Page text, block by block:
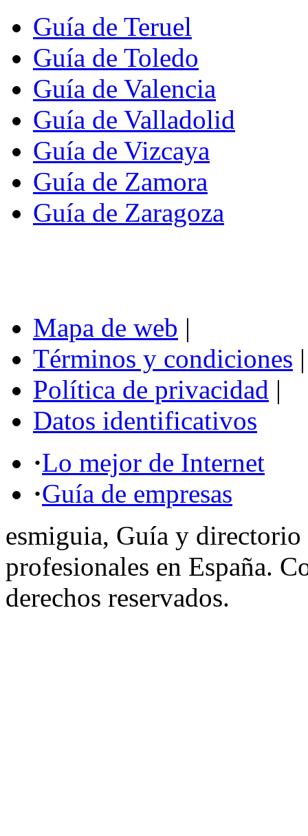
Guía de Teruel
Guía de Toledo
Guía de Valencia
Guía de Valladolid
Guía de Vizcaya
Guía de Zamora
Guía de Zaragoza
Mapa de web |
Términos y condiciones |
Política de privacidad |
Datos identificativos
·Lo mejor de Internet
·Guía de empresas
esmiguia, Guía y directorio
profesionales en España.
derechos reservados.